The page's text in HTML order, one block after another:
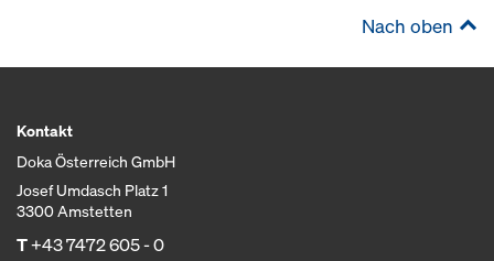
Nach oben
Kontakt
Doka Österreich GmbH
Josef Umdasch Platz 1
3300 Amstetten
T+43 7472 605 - 0